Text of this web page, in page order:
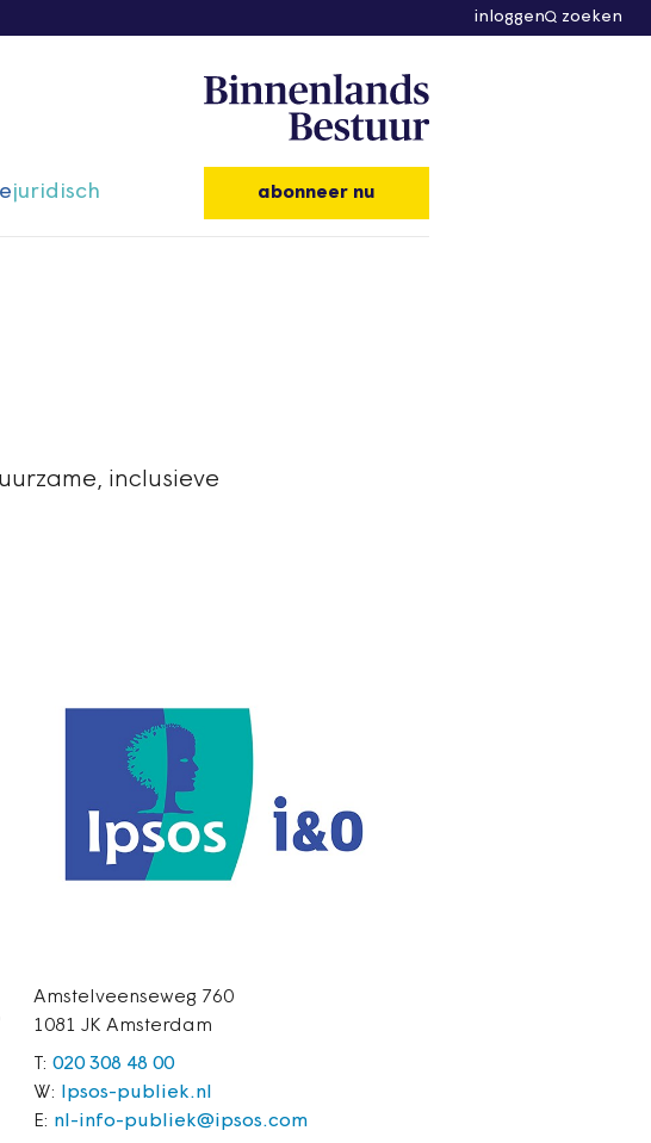
inloggen zoeken
juridisch abonneer nu
inclusieve
Amstelveenseweg 760
1081 JK Amsterdam
T: 020 308 48 00
W:
Ipsos-publiek.nl
E: nl-info-publiek@ipsos.com